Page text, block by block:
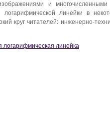
и
линейки в
круг чита­телей: инженерно-
логарифмическая линейка